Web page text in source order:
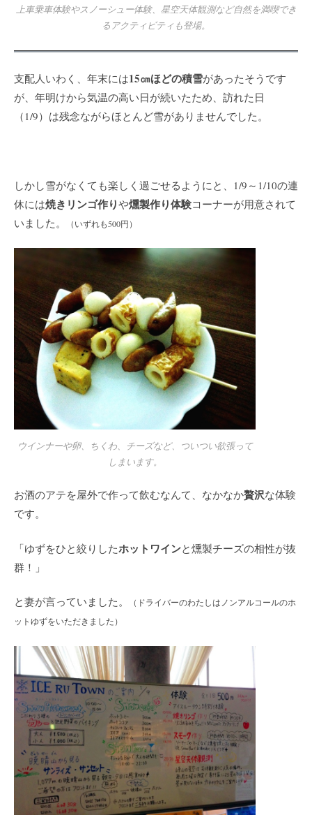
上車乗車体験やスノーシュー体験、星空天体観測など自然を満喫でき
るアクティビティも登場。
支配人いわく、年末には15㎝ほどの積雪があったそうです
が、年明けから気温の高い日が続いたため、訪れた日
（1/9）は残念ながらほとんど雪がありませんでした。
しかし雪がなくても楽しく過ごせるようにと、1/9～1/10の連
休には焼きリンゴ作りや燻製作り体験コーナーが用意されて
いました。
（いずれも500円）
ウインナーや卵、ちくわ、チーズなど、ついつい欲張って
しまいます。
お酒のアテを屋外で作って飲むなんて、なかなか贅沢な体験
です。
「ゆずをひと絞りしたホットワインと燻製チーズの相性が抜
群！」
と妻が言っていました。
（ドライバーのわたしはノンアルコールのホ
ットゆずをいただきました）